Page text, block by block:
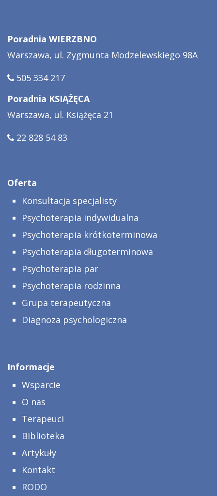
Poradnia WIERZBNO
Warszawa, ul. Zygmunta Modzelewskiego 98A
505 334 217
Poradnia KSIĄŻĘCA
Warszawa, ul. Książęca 21
22 828 54 83
Oferta
Konsultacja specjalisty
Psychoterapia indywidualna
Psychoterapia krótkoterminowa
Psychoterapia długoterminowa
Psychoterapia par
Psychoterapia rodzinna
Grupa terapeutyczna
Diagnoza psychologiczna
Informacje
Wsparcie
O nas
Terapeuci
Biblioteka
Artykuły
Kontakt
RODO